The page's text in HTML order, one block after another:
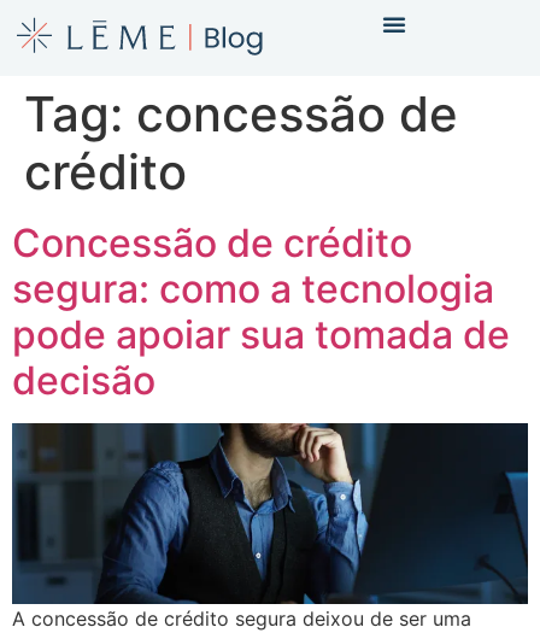
Tag: concessão de
crédito
Concessão de crédito
segura: como a tecnologia
pode apoiar sua tomada de
decisão
A concessão de crédito segura deixou de ser uma